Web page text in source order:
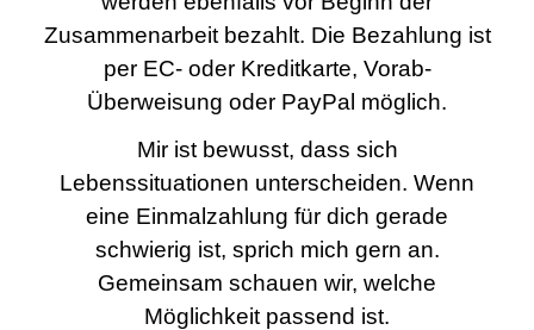
Zusammenarbeit bezahlt. Die Bezahlung ist
per EC- oder Kreditkarte, Vorab-
Überweisung oder PayPal möglich.
Mir ist bewusst, dass sich
Lebenssituationen unterscheiden. Wenn
eine Einmalzahlung für dich gerade
schwierig ist, sprich mich gern an.
Gemeinsam schauen wir, welche
Möglichkeit passend ist.